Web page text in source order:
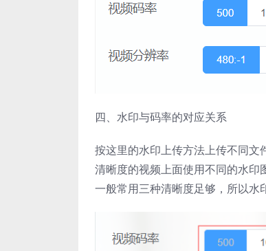
四、水印与码率的对应关系
按这里的水印上传方法上传不同文
清晰度的视频上面使用不同的水
一般常用三种清晰度足够，所以水